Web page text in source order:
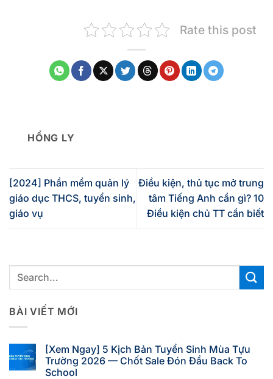
Rate this post
HỒNG LY
[2024] Phần mềm quản lý
giáo dục THCS, tuyển sinh,
giáo vụ
Điều kiện, thủ tục mở trung
tâm Tiếng Anh cần gì? 10
Điều kiện chủ TT cần biết
BÀI VIẾT MỚI
[Xem Ngay] 5 Kịch Bản Tuyển Sinh Mùa Tựu
Trường 2026 — Chốt Sale Đón Đầu Back To
School